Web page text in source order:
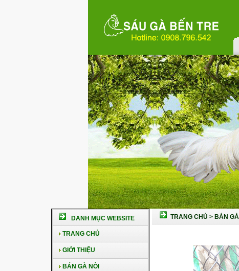
DANH MỤC WEBSITE
TRANG CHỦ
GIỚI THIỆU
BÁN GÀ NÒI
TRANG CHỦ > BÁN GÀ